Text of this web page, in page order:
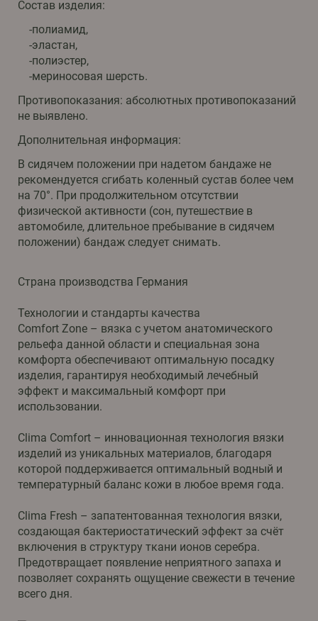
Состав изделия:
-полиамид,
-эластан,
-полиэстер,
-мериносовая шерсть.
Противопоказания: абсолютных противопоказаний
не выявлено.
Дополнительная информация:
В сидячем положении при надетом бандаже не
рекомендуется сгибать коленный сустав более чем
на 70°. При продолжительном отсутствии
физической активности (сон, путешествие в
автомобиле, длительное пребывание в сидячем
положении) бандаж следует снимать.
Страна производства Германия
Технологии и стандарты качества
Comfort Zone – вязка с учетом анатомического
рельефа данной области и специальная зона
комфорта обеспечивают оптимальную посадку
изделия, гарантируя необходимый лечебный
эффект и максимальный комфорт при
использовании.
Clima Comfort – инновационная технология вязки
изделий из уникальных материалов, благодаря
которой поддерживается оптимальный водный и
температурный баланс кожи в любое время года.
Clima Fresh – запатентованная технология вязки,
создающая бактериостатический эффект за счёт
включения в структуру ткани ионов серебра.
Предотвращает появление неприятного запаха и
позволяет сохранять ощущение свежести в течение
всего дня.